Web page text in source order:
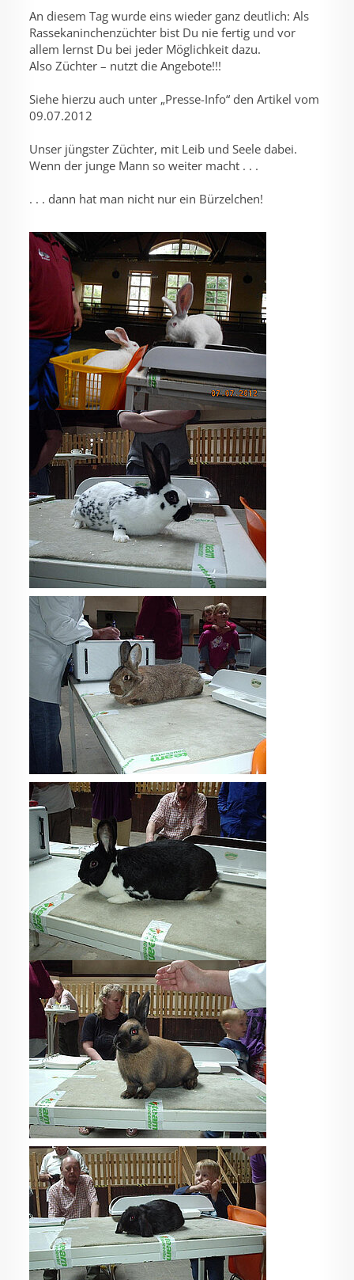
An diesem Tag wurde eins wieder ganz deutlich: Als
Rassekaninchenzüchter bist Du nie fertig und vor
allem lernst Du bei jeder Möglichkeit dazu.
Also Züchter – nutzt die Angebote!!!
Siehe hierzu auch unter „Presse-Info“ den Artikel vom
09.07.2012
Unser jüngster Züchter, mit Leib und Seele dabei.
Wenn der junge Mann so weiter macht . . .
. . . dann hat man nicht nur ein Bürzelchen!